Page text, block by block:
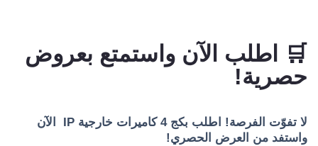
🛒 اطلب الآن واستمتع بعروض
حصرية!
لا تفوّت الفرصة! اطلب بكج 4 كاميرات خارجية IP الآن
واستفد من العرض الحصري!